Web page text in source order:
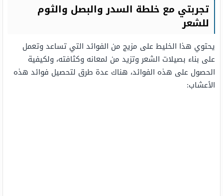
تجربتي مع خلطة السدر والبصل والثوم
للشعر
يحتوي هذا الخليط على مزيج من الفوائد التي تساعد وتعمل
على بناء بصيلات الشعر وتزيد من لمعانه وكثافته، ولكيفية
الحصول على هذه الفوائد، هناك عدة طرق لتحصيل فوائد هذه
الأعشاب: